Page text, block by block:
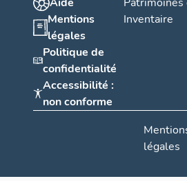
Mentions
légales
Politique de
confidentialité
Accessibilité :
non conforme
Inventaire
légales